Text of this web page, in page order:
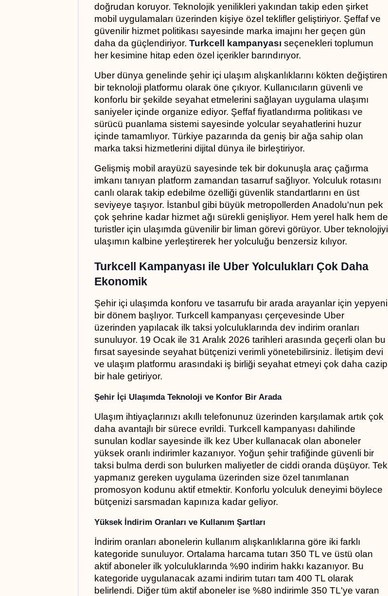
doğrudan koruyor. Teknolojik yenilikleri yakından takip eden şirket
mobil uygulamaları üzerinden kişiye özel teklifler geliştiriyor. Şeffaf ve
güvenilir hizmet politikası sayesinde marka imajını her geçen gün
daha da güçlendiriyor. Turkcell kampanyası seçenekleri toplumun
her kesimine hitap eden özel içerikler barındırıyor.
Uber dünya genelinde şehir içi ulaşım alışkanlıklarını kökten değiştiren
bir teknoloji platformu olarak öne çıkıyor. Kullanıcıların güvenli ve
konforlu bir şekilde seyahat etmelerini sağlayan uygulama ulaşımı
saniyeler içinde organize ediyor. Şeffaf fiyatlandırma politikası ve
sürücü puanlama sistemi sayesinde yolcular seyahatlerini huzur
içinde tamamlıyor. Türkiye pazarında da geniş bir ağa sahip olan
marka taksi hizmetlerini dijital dünya ile birleştiriyor.
Gelişmiş mobil arayüzü sayesinde tek bir dokunuşla araç çağırma
imkanı tanıyan platform zamandan tasarruf sağlıyor. Yolculuk rotasını
canlı olarak takip edebilme özelliği güvenlik standartlarını en üst
seviyeye taşıyor. İstanbul gibi büyük metropollerden Anadolu'nun pek
çok şehrine kadar hizmet ağı sürekli genişliyor. Hem yerel halk hem de
turistler için ulaşımda güvenilir bir liman görevi görüyor. Uber teknolojiyi
ulaşımın kalbine yerleştirerek her yolculuğu benzersiz kılıyor.
Turkcell Kampanyası ile Uber Yolculukları Çok Daha
Ekonomik
Şehir içi ulaşımda konforu ve tasarrufu bir arada arayanlar için yepyeni
bir dönem başlıyor. Turkcell kampanyası çerçevesinde Uber
üzerinden yapılacak ilk taksi yolculuklarında dev indirim oranları
sunuluyor. 19 Ocak ile 31 Aralık 2026 tarihleri arasında geçerli olan bu
fırsat sayesinde seyahat bütçenizi verimli yönetebilirsiniz. İletişim devi
ve ulaşım platformu arasındaki iş birliği seyahat etmeyi çok daha cazip
bir hale getiriyor.
Şehir İçi Ulaşımda Teknoloji ve Konfor Bir Arada
Ulaşım ihtiyaçlarınızı akıllı telefonunuz üzerinden karşılamak artık çok
daha avantajlı bir sürece evrildi. Turkcell kampanyası dahilinde
sunulan kodlar sayesinde ilk kez Uber kullanacak olan aboneler
yüksek oranlı indirimler kazanıyor. Yoğun şehir trafiğinde güvenli bir
taksi bulma derdi son bulurken maliyetler de ciddi oranda düşüyor. Tek
yapmanız gereken uygulama üzerinden size özel tanımlanan
promosyon kodunu aktif etmektir. Konforlu yolculuk deneyimi böylece
bütçenizi sarsmadan kapınıza kadar geliyor.
Yüksek İndirim Oranları ve Kullanım Şartları
İndirim oranları abonelerin kullanım alışkanlıklarına göre iki farklı
kategoride sunuluyor. Ortalama harcama tutarı 350 TL ve üstü olan
aktif aboneler ilk yolculuklarında %90 indirim hakkı kazanıyor. Bu
kategoride uygulanacak azami indirim tutarı tam 400 TL olarak
belirlendi. Diğer tüm aktif aboneler ise %80 indirimle 350 TL'ye varan